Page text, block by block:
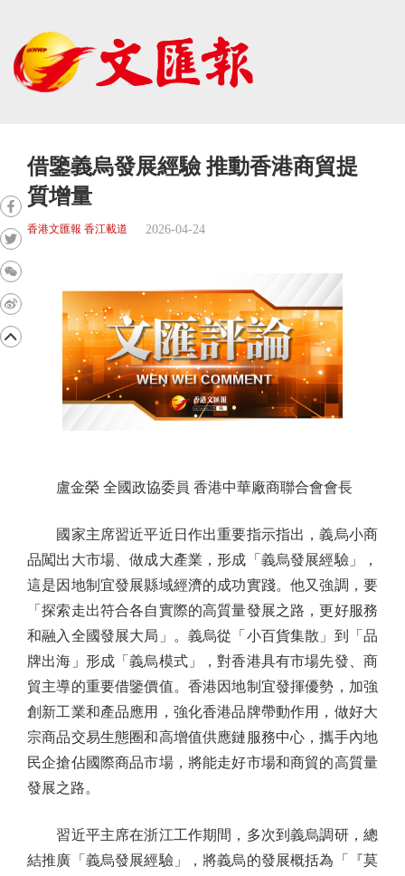
借鑒義烏發展經驗 推動香港商貿提
質增量
香港文匯報 香江載道 2026-04-24
盧金榮 全國政協委員 香港中華廠商聯合會會長
國家主席習近平近日作出重要指示指出，義烏小商
品闖出大市場、做成大產業，形成「義烏發展經驗」，
這是因地制宜發展縣域經濟的成功實踐。他又強調，要
「探索走出符合各自實際的高質量發展之路，更好服務
和融入全國發展大局」。義烏從「小百貨集散」到「品
牌出海」形成「義烏模式」，對香港具有市場先發、商
貿主導的重要借鑒價值。香港因地制宜發揮優勢，加強
創新工業和產品應用，強化香港品牌帶動作用，做好大
宗商品交易生態圈和高增值供應鏈服務中心，攜手內地
民企搶佔國際商品市場，將能走好市場和商貿的高質量
發展之路。
習近平主席在浙江工作期間，多次到義烏調研，總
結推廣「義烏發展經驗」，將義烏的發展概括為「『莫